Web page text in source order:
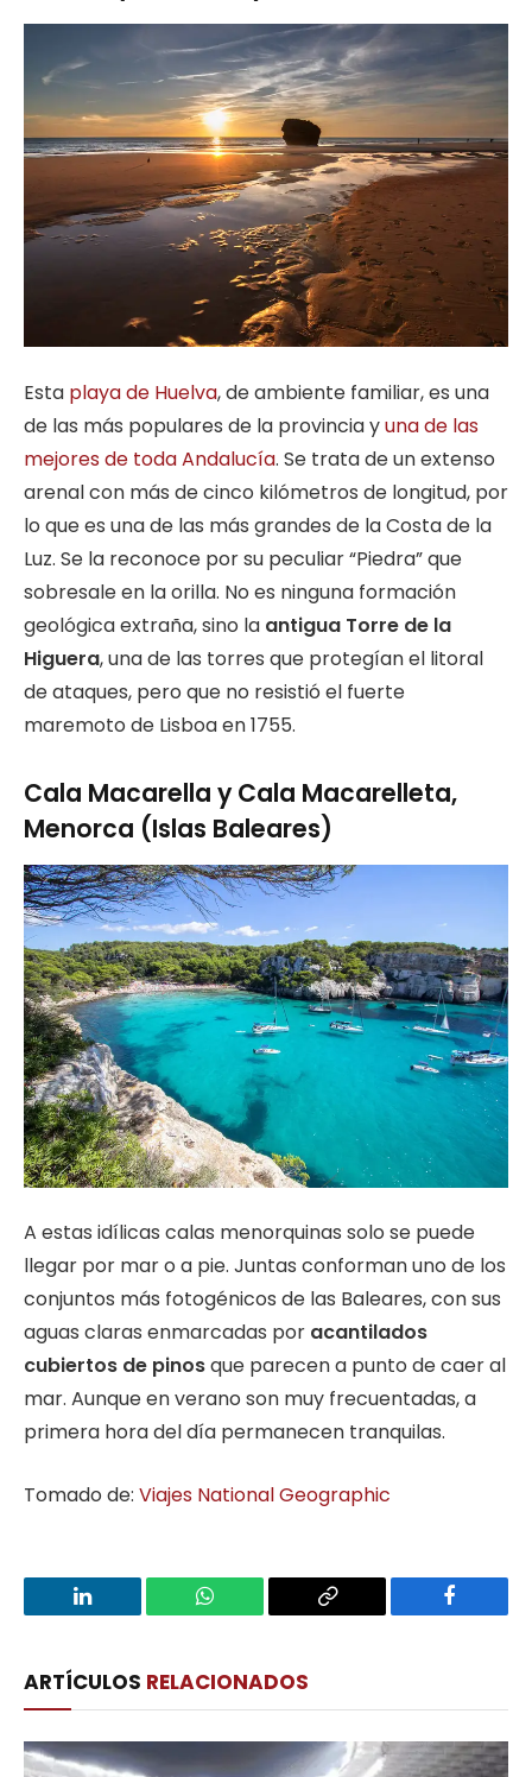
Esta playa de Huelva, de ambiente familiar, es una
de las más populares de la provincia yuna de las
mejores de toda Andalucía. Se trata de un extenso
arenal con más de cinco kilómetros de longitud, por
lo que es una de las más grandes de la Costa de la
Luz. Se la reconoce por su peculiar “Piedra” que
sobresale en la orilla. No es ninguna formación
geológica extraña, sino la antigua Torre de la
Higuera, una de las torres que protegían el litoral
de ataques, pero que no resistió el fuerte
maremoto de Lisboa en 1755.
Cala Macarella y Cala Macarelleta,
Menorca (Islas Baleares)
A estas idílicas calas menorquinas solo se puede
llegar por mar o a pie. Juntas conforman uno de los
conjuntos más fotogénicos de las Baleares, con sus
aguas claras enmarcadas por acantilados
cubiertos de pinosque parecen a punto de caer al
mar. Aunque en verano son muy frecuentadas, a
primera hora del día permanecen tranquilas.
Tomado de: Viajes National Geographic
LinkedIn WhatsApp
Copy
Facebook
ARTÍCULOS RELACIONADOS